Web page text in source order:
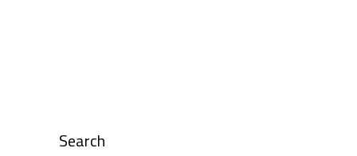
Search